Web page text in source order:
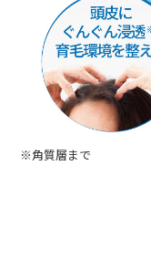
※角質層まで